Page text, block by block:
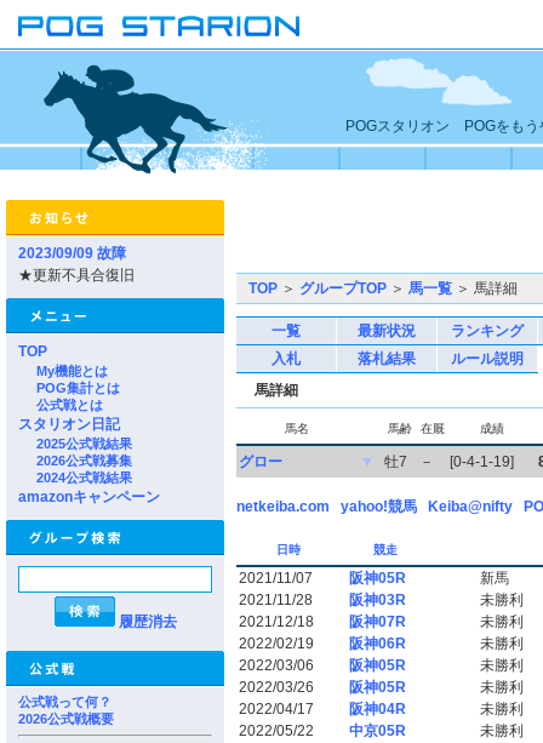
POGスタリオン POGをもう
2023/09/09 故障
★更新不具合復旧
TOP
My機能とは
POG集計とは
公式戦とは
スタリオン日記
2025公式戦結果
2026公式戦募集
2024公式戦結果
amazonキャンペーン
履歴消去
公式戦って何？
2026公式戦概要
TOP ＞ グループTOP ＞ 馬一覧 ＞ 馬詳細
一覧 最新状況
ランキング
入札
落札結果
ルール説明
馬詳細
馬名 馬齢 在厩 成績
グロー ▼ 牡7 － [0-4-1-19]
netkeiba.com yahoo!競馬 Keiba@nifty
日時 競走
2021/11/07 阪神05R
新馬
2021/11/28
阪神03R
未勝利
2021/12/18
阪神07R
未勝利
2022/02/19
阪神06R
未勝利
2022/03/06
阪神05R
未勝利
2022/03/26
阪神05R
未勝利
2022/04/17
阪神04R
未勝利
2022/05/22
中京05R
未勝利